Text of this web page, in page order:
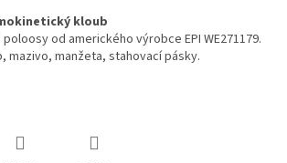
kloub
od amerického výrobce EPI WE271179.
mazivo, manžeta, stahovací pásky.